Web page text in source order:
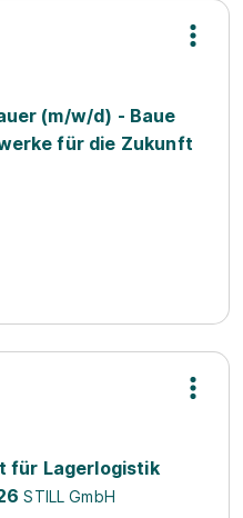
(m/w/d) - Baue
für die Zukunft
für Lagerlogistik
STILL GmbH